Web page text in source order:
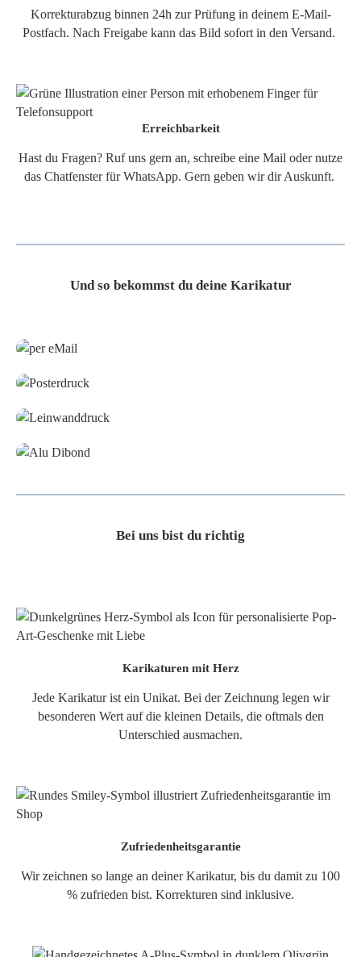
Korrekturabzug binnen 24h zur Prüfung in deinem E-Mail-
Postfach. Nach Freigabe kann das Bild sofort in den Versand.
Erreichbarkeit
Hast du Fragen? Ruf uns gern an, schreibe eine Mail oder nutze
das Chatfenster für WhatsApp. Gern geben wir dir Auskunft.
Und so bekommst du deine Karikatur
Bei uns bist du richtig
Karikaturen mit Herz
Jede Karikatur ist ein Unikat. Bei der Zeichnung legen wir
besonderen Wert auf die kleinen Details, die oftmals den
Unterschied ausmachen.
Zufriedenheitsgarantie
Wir zeichnen so lange an deiner Karikatur, bis du damit zu 100
% zufrieden bist. Korrekturen sind inklusive.